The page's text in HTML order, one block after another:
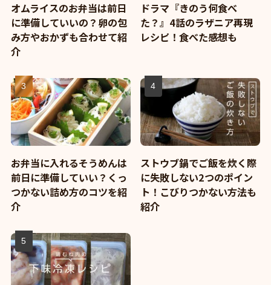
オムライスのお弁当は前日
に準備していいの？卵の包
み方やおかずも合わせて紹
介
ドラマ『きのう何食べ
た？』4話のラザニア再現
レシピ！食べた感想も
お弁当に入れるそうめんは
前日に準備していい？くっ
つかない詰め方のコツを紹
介
ストウブ鍋でご飯を炊く際
に失敗しない2つのポイン
ト！こびりつかない方法も
紹介